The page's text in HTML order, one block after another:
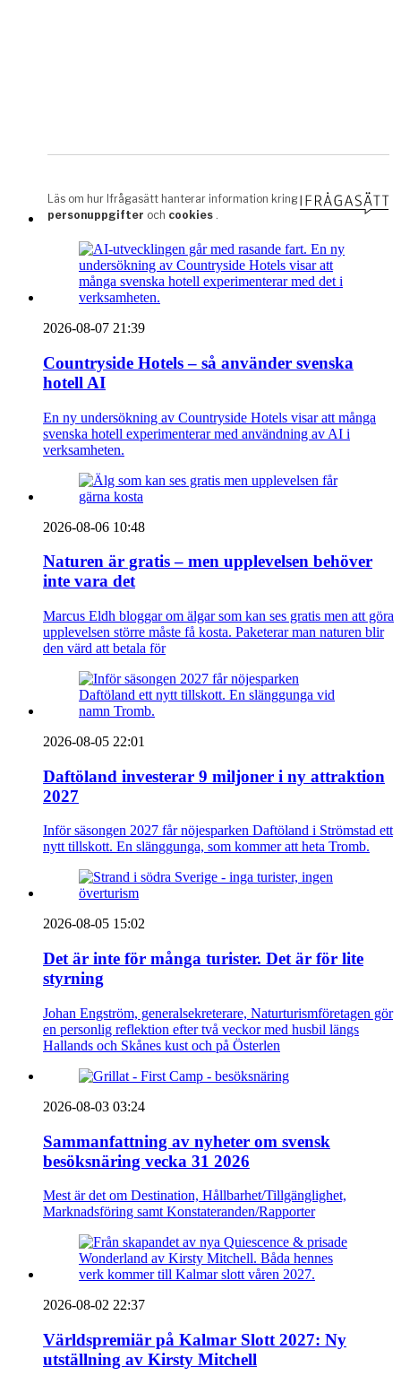
2026-08-07 21:39
Countryside Hotels – så använder svenska
hotell AI
En ny undersökning av Countryside Hotels visar att många
svenska hotell experimenterar med användning av AI i
verksamheten.
2026-08-06 10:48
Naturen är gratis – men upplevelsen behöver
inte vara det
Marcus Eldh bloggar om älgar som kan ses gratis men att göra
upplevelsen större måste få kosta. Paketerar man naturen blir
den värd att betala för
2026-08-05 22:01
Daftöland investerar 9 miljoner i ny attraktion
2027
Inför säsongen 2027 får nöjesparken Daftöland i Strömstad ett
nytt tillskott. En slänggunga, som kommer att heta Tromb.
2026-08-05 15:02
Det är inte för många turister. Det är för lite
styrning
Johan Engström, generalsekreterare, Naturturismföretagen gör
en personlig reflektion efter två veckor med husbil längs
Hallands och Skånes kust och på Österlen
2026-08-03 03:24
Sammanfattning av nyheter om svensk
besöksnäring vecka 31 2026
Mest är det om Destination, Hållbarhet/Tillgänglighet,
Marknadsföring samt Konstateranden/Rapporter
2026-08-02 22:37
Världspremiär på Kalmar Slott 2027: Ny
utställning av Kirsty Mitchell